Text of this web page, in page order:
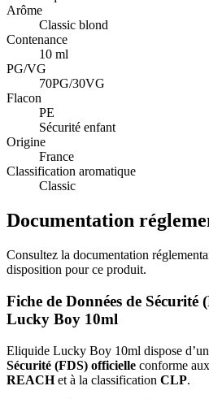
Arôme
Classic blond
Contenance
10 ml
PG/VG
70PG/30VG
Flacon
PE
Sécurité enfant
Origine
France
Classification aromatique
Classic
Documentation
Consultez la documentation
disposition pour ce produit.
Fiche de Données de
Lucky Boy 10ml
Eliquide Lucky Boy 10ml dispose
Sécurité (FDS) officielle conforme
REACHet à la classification CLP.